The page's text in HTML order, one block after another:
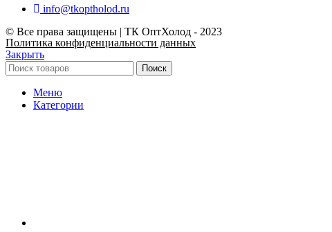
info@tkoptholod.ru
© Все права защищены | ТК ОптХолод - 2023
Политика конфиденциальности данных
Закрыть
Поиск
Меню
Категории